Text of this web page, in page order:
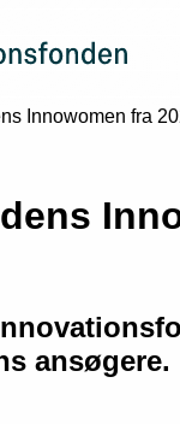
ansøgere.